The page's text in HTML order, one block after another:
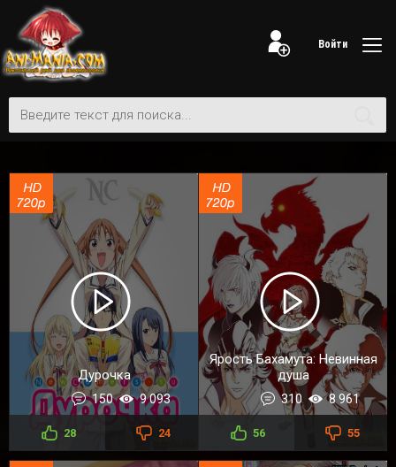
Войти
Дурочка
150 9 093
28 24
Ярость Бахамута: Невинная
душа
310 8 961
56 55